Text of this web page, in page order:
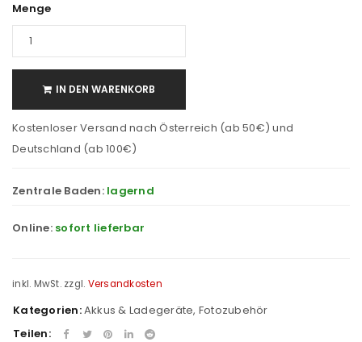
Menge
IN DEN WARENKORB
Kostenloser Versand nach Österreich (ab 50€) und
Deutschland (ab 100€)
Zentrale Baden: lagernd
Online: sofort lieferbar
inkl. MwSt. zzgl. Versandkosten
Kategorien:Akkus & Ladegeräte, Fotozubehör
Teilen: